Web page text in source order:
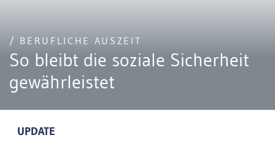
/ BERUFLICHE AUSZEIT
So bleibt die soziale Sicherheit
gewährleistet
UPDATE